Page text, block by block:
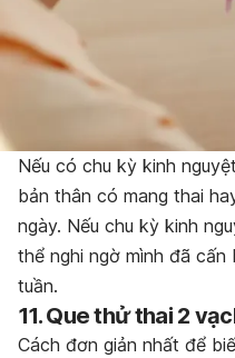
Nếu có chu kỳ kinh
bản thân có mang thai
ngày. Nếu chu kỳ kinh
thể nghi ngờ mình đã cấn
tuần.
11. Que thử thai 2
Cách đơn giản nhất để